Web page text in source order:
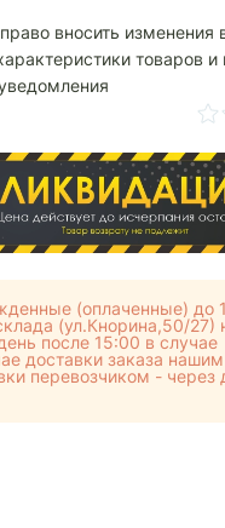
вносить изменения
товаров и
(оплаченные) до
(ул.Кнорина,50/27)
после 15:00 в случае
доставки заказа нашим
перевозчиком - через